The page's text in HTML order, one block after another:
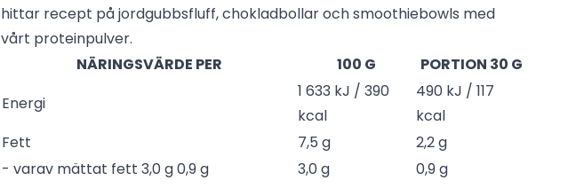
hittar recept på jordgubbsfluff, chokladbollar och smoothiebowls med
vårt proteinpulver.
NÄRINGSVÄRDE PER
100 G
PORTION 30 G
Energi
1 633 kJ / 390
kcal
490 kJ / 117
kcal
Fett
7,5 g
2,2 g
- varav mättat fett 3,0 g 0,9 g
3,0 g
0,9 g